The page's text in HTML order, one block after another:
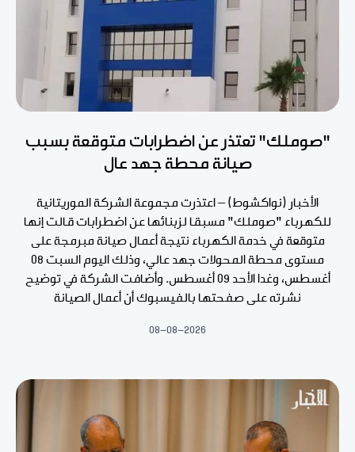
"صوملك" تعتذر عن اضطرابات متوقعة بسبب
صيانة محطة جهد عال
الأخبار (نواكشوط) – اعتذرت مجموعة الشركة الموريتانية
للكهرباء "صوملك" مسبقا لزبنائها عن اضطرابات قالت إنها
متوقعة في خدمة الكهرباء نتيجة أعمال صيانة مبرمجة على
مستوى محطة المحولات جهد عالي، وذلك اليوم السبت 08
أغسطس، وغدا الأحد 09 أغسطس. وأضافت الشركة في توضيح
نشرته على صفحتها بالفيسبوك أن أعمال الصيانة
08-08-2026